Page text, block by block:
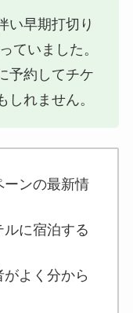
い早期打切り
ていました。
予約してチケ
しれません。
ンの最新情
に宿泊する
よく分から